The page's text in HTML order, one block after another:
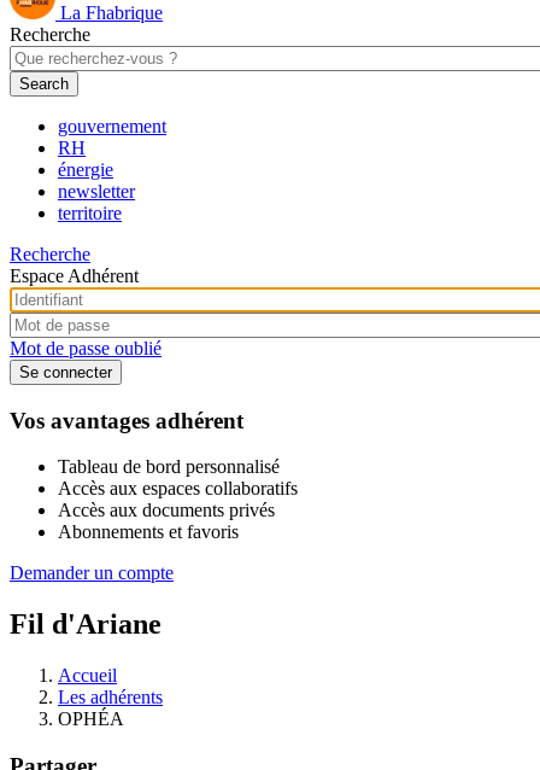
La Fhabrique
Recherche
gouvernement
RH
énergie
newsletter
territoire
Recherche
Espace Adhérent
Mot de passe oublié
Vos avantages adhérent
Tableau de bord personnalisé
Accès aux espaces collaboratifs
Accès aux documents privés
Abonnements et favoris
Demander un compte
Fil d'Ariane
Accueil
Les adhérents
OPHÉA